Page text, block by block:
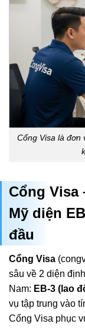
Cổng Visa là đơn
Cổng
Mỹ diện
đầu
Cổng Visa
sâu về 2 diện
Nam: EB-3 (lao
vụ tập trung vào
Cổng Visa phục